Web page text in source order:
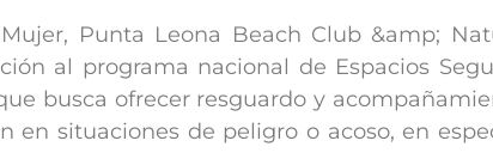
Punta Leona Beach Club &amp;
al programa nacional de Espacios
busca ofrecer resguardo y
en situaciones de peligro o acoso, en